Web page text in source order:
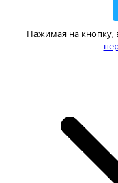
Нажимая на кнопку,